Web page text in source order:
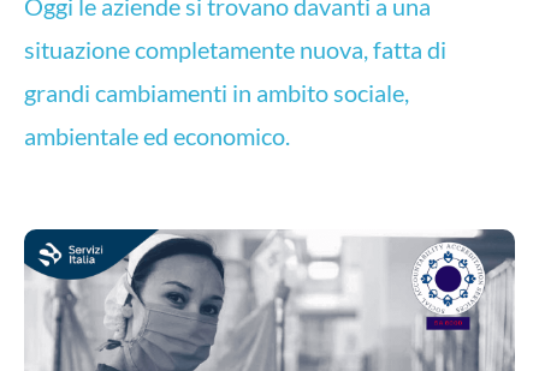
Oggi le aziende si trovano davanti a una
situazione completamente nuova, fatta di
grandi cambiamenti in ambito sociale,
ambientale ed economico.